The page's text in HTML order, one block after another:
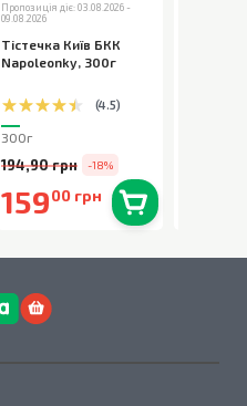
Пропозиція діє: 03.08.2026 -
09.08.2026
Тістечка Київ БКК
Napoleonky, 300г
(4.5)
300г
194,90 грн -18%
15900 грн